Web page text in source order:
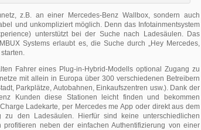
z.B. an einer Mercedes-Benz Wallbox, sondern auch
und unkompliziert möglich. Denn das Infotainmentsystem
unterstützt bei der Suche nach Ladesäulen. Das
Systems erlaubt es, die Suche durch „Hey Mercedes,
Fahrer eines Plug-in-Hybrid-Modells optional Zugang zu
mit allein in Europa über 300 verschiedenen Betreibern
Parkplätze, Autobahnen, Einkaufszentren usw.). Dank der
Kunden diese Stationen leicht finden und bekommen
Ladekarte, per Mercedes me App oder direkt aus dem
zu den Ladesäulen. Hierfür sind keine unterschiedlichen
profitieren neben der einfachen Authentifizierung von einer